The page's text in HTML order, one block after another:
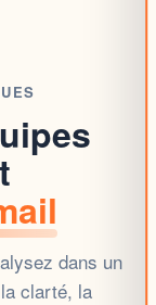
dans un
clarté, la